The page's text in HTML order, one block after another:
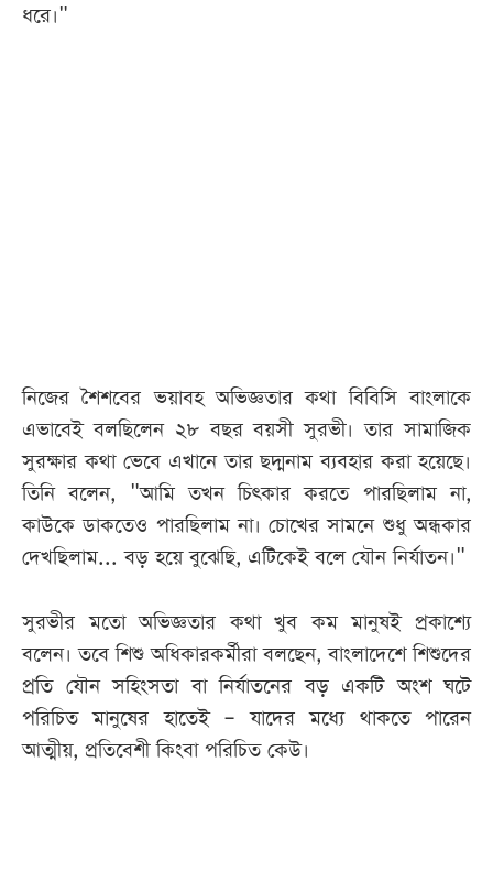
ধরে।"
নিজের শৈশবের ভয়াবহ অভিজ্ঞতার কথা বিবিসি বাংলাকে
এভাবেই বলছিলেন ২৮ বছর বয়সী সুরভী। তার সামাজিক
সুরক্ষার কথা ভেবে এখানে তার ছদ্মনাম ব্যবহার করা হয়েছে।
তিনি বলেন, "আমি তখন চিৎকার করতে পারছিলাম না,
কাউকে ডাকতেও পারছিলাম না। চোখের সামনে শুধু অন্ধকার
দেখছিলাম... বড় হয়ে বুঝেছি, এটিকেই বলে যৌন নির্যাতন।"
সুরভীর মতো অভিজ্ঞতার কথা খুব কম মানুষই প্রকাশ্যে
বলেন। তবে শিশু অধিকারকর্মীরা বলছেন, বাংলাদেশে শিশুদের
প্রতি যৌন সহিংসতা বা নির্যাতনের বড় একটি অংশ ঘটে
পরিচিত মানুষের হাতেই ‒ যাদের মধ্যে থাকতে পারেন
আত্মীয়, প্রতিবেশী কিংবা পরিচিত কেউ।